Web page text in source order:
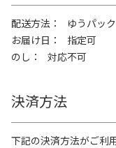
配送方法
ゆうパック
お届け日
指定可
のし
対応不可
決済方法
下記の決済方法がご利